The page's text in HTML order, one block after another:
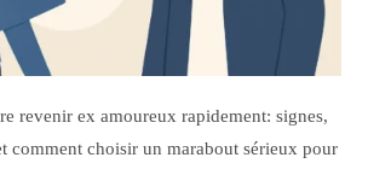
revenir ex amoureux rapidement: signes,
comment choisir un marabout sérieux pour